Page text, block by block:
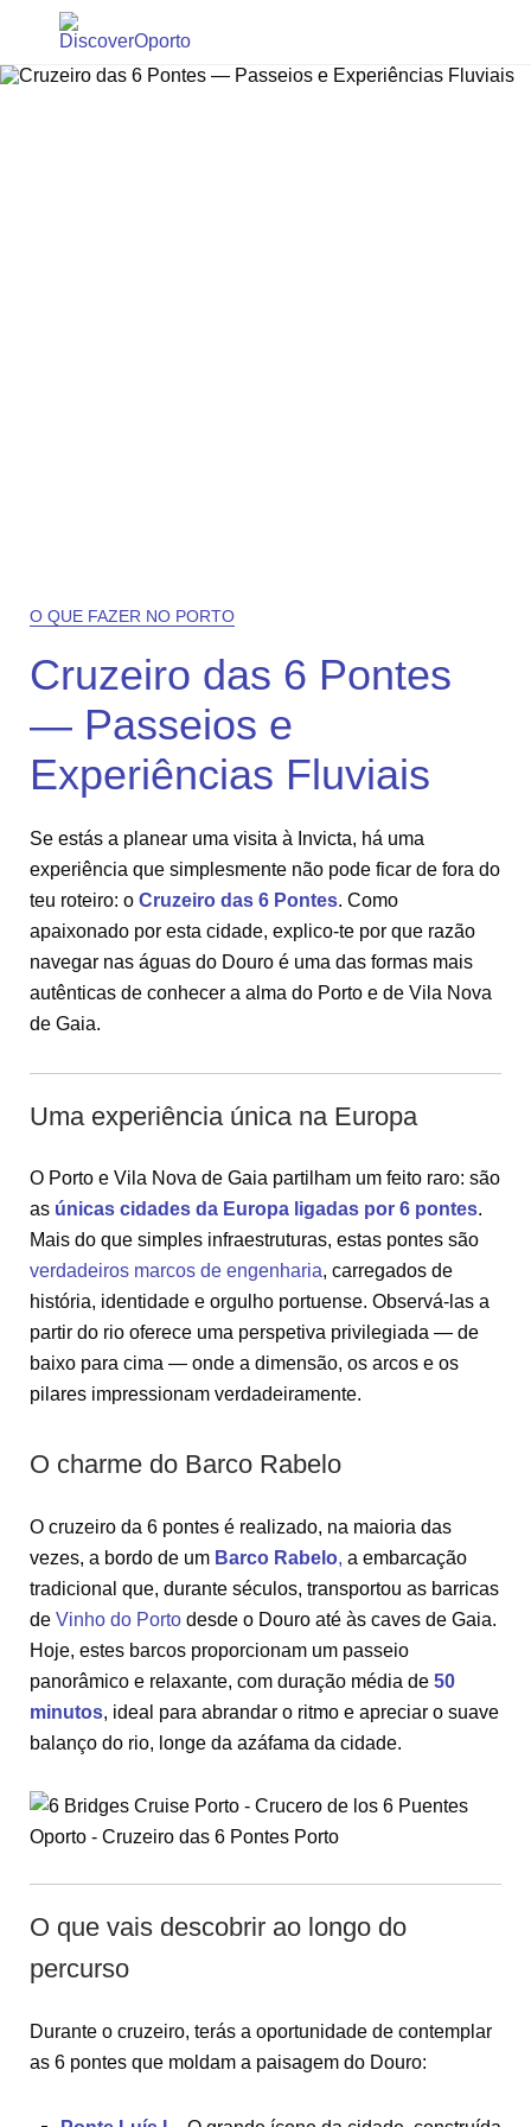
O QUE FAZER NO PORTO
Cruzeiro das 6 Pontes
— Passeios e
Experiências Fluviais
Se estás a planear uma visita à Invicta, há uma
experiência que simplesmente não pode ficar de fora do
teu roteiro: o Cruzeiro das 6 Pontes. Como
apaixonado por esta cidade, explico-te por que razão
navegar nas águas do Douro é uma das formas mais
autênticas de conhecer a alma do Porto e de Vila Nova
de Gaia.
Uma experiência única na Europa
O Porto e Vila Nova de Gaia partilham um feito raro: são
as únicas cidades da Europa ligadas por 6 pontes.
Mais do que simples infraestruturas, estas pontes são
verdadeiros marcos de engenharia, carregados de
história, identidade e orgulho portuense. Observá-las a
partir do rio oferece uma perspetiva privilegiada — de
baixo para cima — onde a dimensão, os arcos e os
pilares impressionam verdadeiramente.
O charme do Barco Rabelo
O cruzeiro da 6 pontes é realizado, na maioria das
vezes, a bordo de um Barco Rabelo, a embarcação
tradicional que, durante séculos, transportou as barricas
de Vinho do Porto desde o Douro até às caves de Gaia.
Hoje, estes barcos proporcionam um passeio
panorâmico e relaxante, com duração média de 50
minutos, ideal para abrandar o ritmo e apreciar o suave
balanço do rio, longe da azáfama da cidade.
O que vais descobrir ao longo do
percurso
Durante o cruzeiro, terás a oportunidade de contemplar
as 6 pontes que moldam a paisagem do Douro: